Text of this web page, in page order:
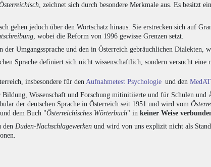
, zeichnet sich durch besondere Merkmale aus. Es besitzt
gehen jedoch über den Wortschatz hinaus. Sie erstrecken sich auf
, wobei die Reform von 1996 gewisse Grenzen setzt.
der Umgangssprache und den in Österreich gebräuchlichen Dialekten,
Sprache definiert sich nicht wissenschaftlich, sondern versucht
insbesondere für den Aufnahmetest Psychologie und den
Wissenschaft und Forschung mitinitiierte und für Schulen
der deutschen Sprache in Österreich seit 1951 und wird vom
dem Buch "Österreichisches Wörterbuch" in keiner Weise
den Duden-Nachschlagewerken und wird von uns explizit nicht als